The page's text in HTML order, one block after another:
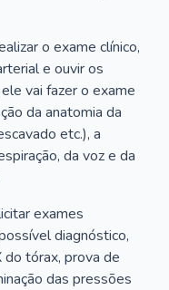
o exame clínico,
e ouvir os
vai fazer o exame
da anatomia da
etc.), a
da voz e da
exames
diagnóstico,
do tórax, prova de
das pressões